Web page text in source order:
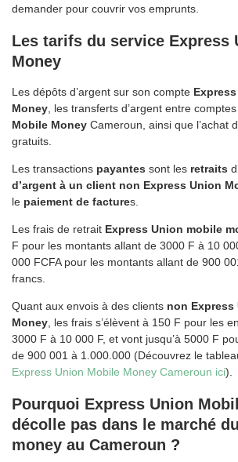
demander pour couvrir vos emprunts.
Les tarifs du service Express
Money
Les dépôts d’argent sur son compte
Money, les transferts d’argent entre comptes
Mobile Money Cameroun, ainsi que l’achat
gratuits.
Les transactions payantes sont les retraits
d’argent à un client non Express Union
le paiement de factures.
Les frais de retrait Express Union mobile
F pour les montants allant de 3000 F à 10
000 FCFA pour les montants allant de 900
francs.
Quant aux envois à des clients non
Money, les frais s’élèvent à 150 F pour les
3000 F à 10 000 F, et vont jusqu’à 5000 F
de 900 001 à 1.000.000 (Découvrez le
Express Union Mobile Money Cameroun ici).
Pourquoi Express Union
décolle pas dans le marché
money au Cameroun ?